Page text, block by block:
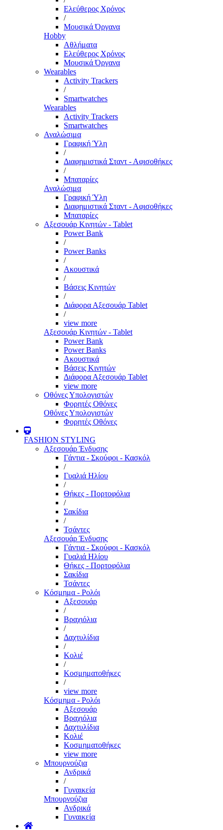
Ελεύθερος Χρόνος
/
Μουσικά Όργανα
Hobby
Αθλήματα
Ελεύθερος Χρόνος
Μουσικά Όργανα
Wearables
Activity Trackers
/
Smartwatches
Wearables
Activity Trackers
Smartwatches
Αναλώσιμα
Γραφική Ύλη
/
Διαφημιστικά Σταντ - Αφισοθήκες
/
Μπαταρίες
Αναλώσιμα
Γραφική Ύλη
Διαφημιστικά Σταντ - Αφισοθήκες
Μπαταρίες
Αξεσουάρ Κινητών - Tablet
Power Bank
/
Power Banks
/
Ακουστικά
/
Βάσεις Κινητών
/
Διάφορα Αξεσουάρ Tablet
/
view more
Αξεσουάρ Κινητών - Tablet
Power Bank
Power Banks
Ακουστικά
Βάσεις Κινητών
Διάφορα Αξεσουάρ Tablet
view more
Οθόνες Υπολογιστών
Φορητές Οθόνες
Οθόνες Υπολογιστών
Φορητές Οθόνες
FASHION STYLING
Αξεσουάρ Ένδυσης
Γάντια - Σκούφοι - Κασκόλ
/
Γυαλιά Ηλίου
/
Θήκες - Πορτοφόλια
/
Σακίδια
/
Τσάντες
Αξεσουάρ Ένδυσης
Γάντια - Σκούφοι - Κασκόλ
Γυαλιά Ηλίου
Θήκες - Πορτοφόλια
Σακίδια
Τσάντες
Κόσμημα - Ρολόι
Αξεσουάρ
/
Βραχιόλια
/
Δαχτυλίδια
/
Κολιέ
/
Κοσμηματοθήκες
/
view more
Κόσμημα - Ρολόι
Αξεσουάρ
Βραχιόλια
Δαχτυλίδια
Κολιέ
Κοσμηματοθήκες
view more
Μπουρνούζια
Ανδρικά
/
Γυναικεία
Μπουρνούζια
Ανδρικά
Γυναικεία